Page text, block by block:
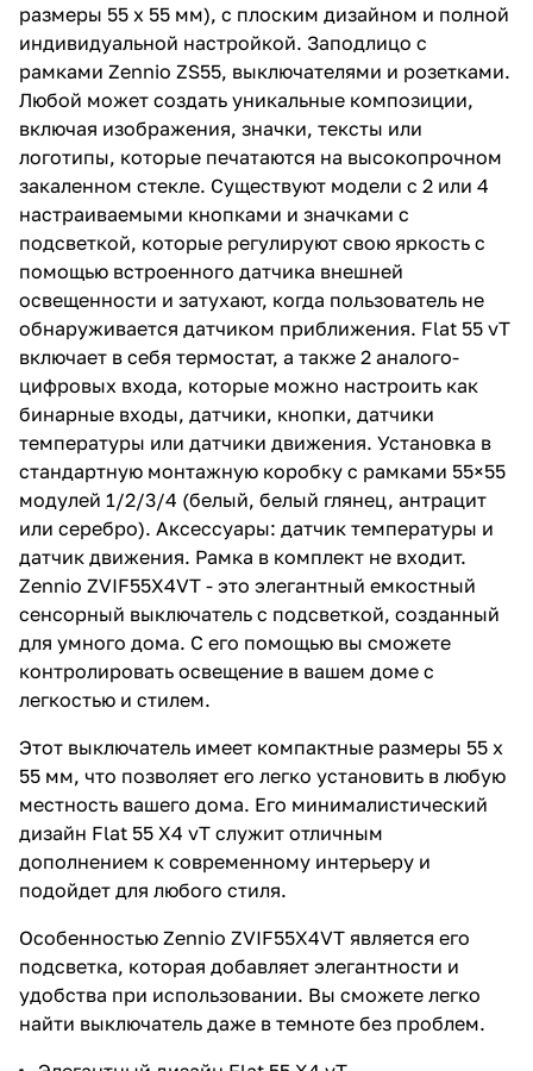
размеры 55 x 55 мм), с плоским дизайном и полной
индивидуальной настройкой. Заподлицо с
рамками Zennio ZS55, выключателями и розетками.
Любой может создать уникальные композиции,
включая изображения, значки, тексты или
логотипы, которые печатаются на высокопрочном
закаленном стекле. Существуют модели с 2 или 4
настраиваемыми кнопками и значками с
подсветкой, которые регулируют свою яркость с
помощью встроенного датчика внешней
освещенности и затухают, когда пользователь не
обнаруживается датчиком приближения. Flat 55 vT
включает в себя термостат, а также 2 аналого-
цифровых входа, которые можно настроить как
бинарные входы, датчики, кнопки, датчики
температуры или датчики движения. Установка в
стандартную монтажную коробку с рамками 55×55
модулей 1/2/3/4 (белый, белый глянец, антрацит
или серебро). Аксессуары: датчик температуры и
датчик движения. Рамка в комплект не входит.
Zennio ZVIF55X4VT - это элегантный емкостный
сенсорный выключатель с подсветкой, созданный
для умного дома. С его помощью вы сможете
контролировать освещение в вашем доме с
легкостью и стилем.
Этот выключатель имеет компактные размеры 55 x
55 мм, что позволяет его легко установить в любую
местность вашего дома. Его минималистический
дизайн Flat 55 X4 vT служит отличным
дополнением к современному интерьеру и
подойдет для любого стиля.
Особенностью Zennio ZVIF55X4VT является его
подсветка, которая добавляет элегантности и
удобства при использовании. Вы сможете легко
найти выключатель даже в темноте без проблем.